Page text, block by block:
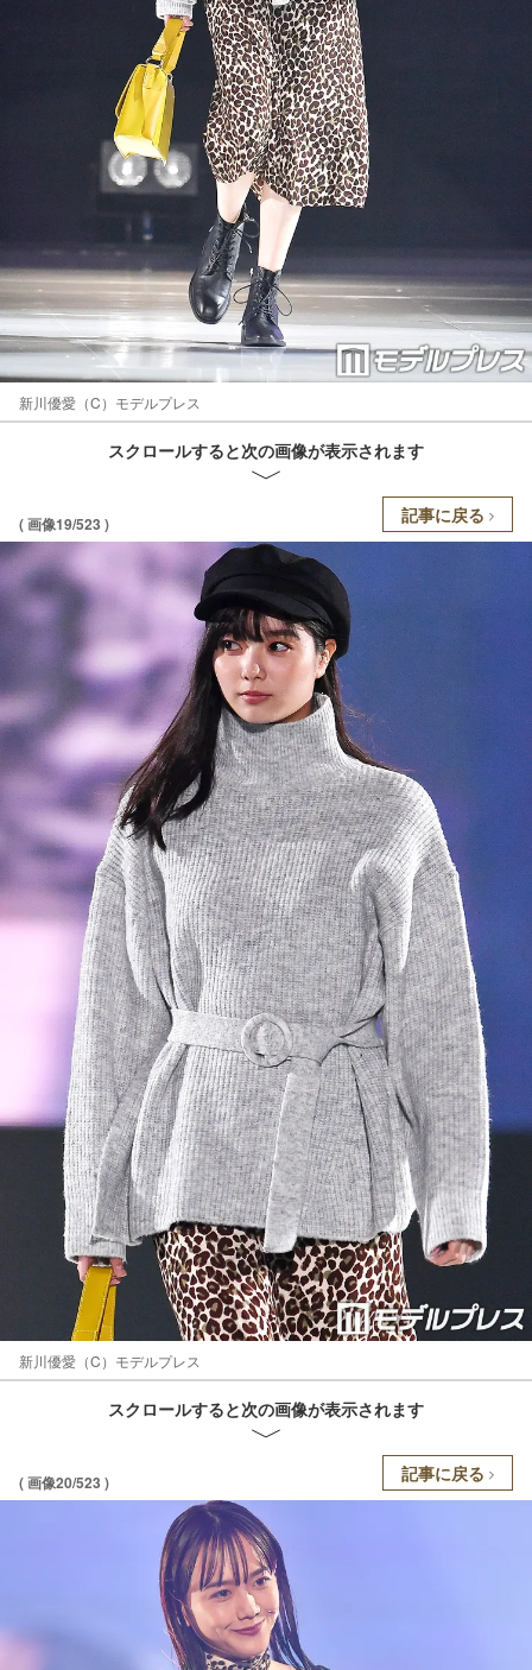
新川優愛（C）モデルプレス
スクロールすると次の画像が表示されます
( 画像19/523 ) 記事に戻る
新川優愛（C）モデルプレス
スクロールすると次の画像が表示されます
( 画像20/523 ) 記事に戻る